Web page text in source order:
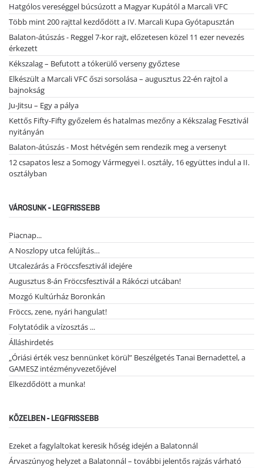
Hatgólos vereséggel búcsúzott a Magyar Kupától a Marcali VFC
Több mint 200 rajttal kezdődött a IV. Marcali Kupa Gyótapusztán
Balaton-átúszás - Reggel 7-kor rajt, előzetesen közel 11 ezer nevezés
érkezett
Kékszalag – Befutott a tókerülő verseny győztese
Elkészült a Marcali VFC őszi sorsolása – augusztus 22-én rajtol a
bajnokság
Ju-Jitsu – Egy a pálya
Kettős Fifty-Fifty győzelem és hatalmas mezőny a Kékszalag Fesztivál
nyitányán
Balaton-átúszás - Most hétvégén sem rendezik meg a versenyt
12 csapatos lesz a Somogy Vármegyei I. osztály, 16 együttes indul a II.
osztályban
VÁROSUNK - LEGFRISSEBB
Piacnap...
A Noszlopy utca felújítás…
Utcalezárás a Fröccsfesztivál idejére
Augusztus 8-án Fröccsfesztivál a Rákóczi utcában!
Mozgó Kultúrház Boronkán
Fröccs, zene, nyári hangulat!
Folytatódik a vízosztás ...
Álláshirdetés
„Óriási érték vesz bennünket körül” Beszélgetés Tanai Bernadettel, a
GAMESZ intézményvezetőjével
Elkezdődött a munka!
KÖZELBEN - LEGFRISSEBB
Ezeket a fagylaltokat keresik hőség idején a Balatonnál
Árvaszúnyog helyzet a Balatonnál – további jelentős rajzás várható